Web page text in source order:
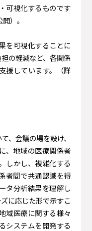
可視化するものです
）。
を可視化することに
の軽減など、各関係
援しています。（詳
、会議の場を設け、
、地域の医療関係者
しかし、複雑化する
者間で共通認識を得
タ分析結果を理解し
に応じた形で示すこ
域医療に関する様々
システムを開発する